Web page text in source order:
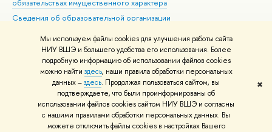
Мы используем файлы cookies для улучшения работы сайта
НИУ ВШЭ и большего удобства его использования. Более
подробную информацию об использовании файлов cookies
можно найти здесь, наши правила обработки персональных
данных –здесь. Продолжая пользоваться сайтом, вы
подтверждаете, что были проинформированы об
использовании файлов cookies сайтом НИУ ВШЭ и согласны
с нашими правилами обработки персональных данных. Вы
можете отключить файлы cookies в настройках Вашего
✖
обязательствах имущественного характера
Сведения об образовательной организации
Людям с ограниченными возможностями здоровья
Единая платежная страница
Работа в Вышке
© НИУ ВШЭ 1993–2026 Адреса и контакты Условия использования
материалов Политика конфиденциальности Карта сайта
Шрифты HSE Sans и HSE Slab разработаны вШколе дизайна НИУ ВШЭ